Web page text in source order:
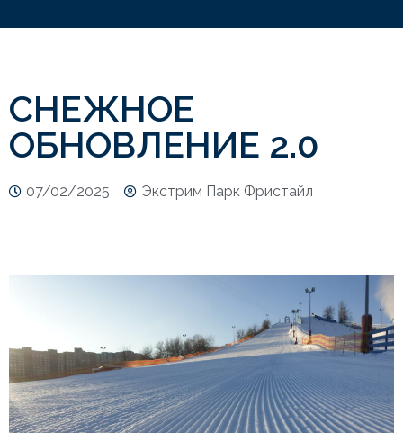
СНЕЖНОЕ
ОБНОВЛЕНИЕ 2.0
07/02/2025 Экстрим Парк Фристайл